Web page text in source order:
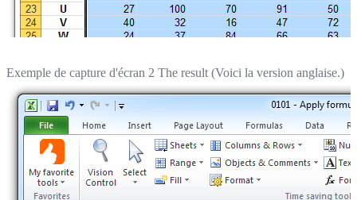
Exemple de capture d'écran 2 The result (Voici la version anglaise.)